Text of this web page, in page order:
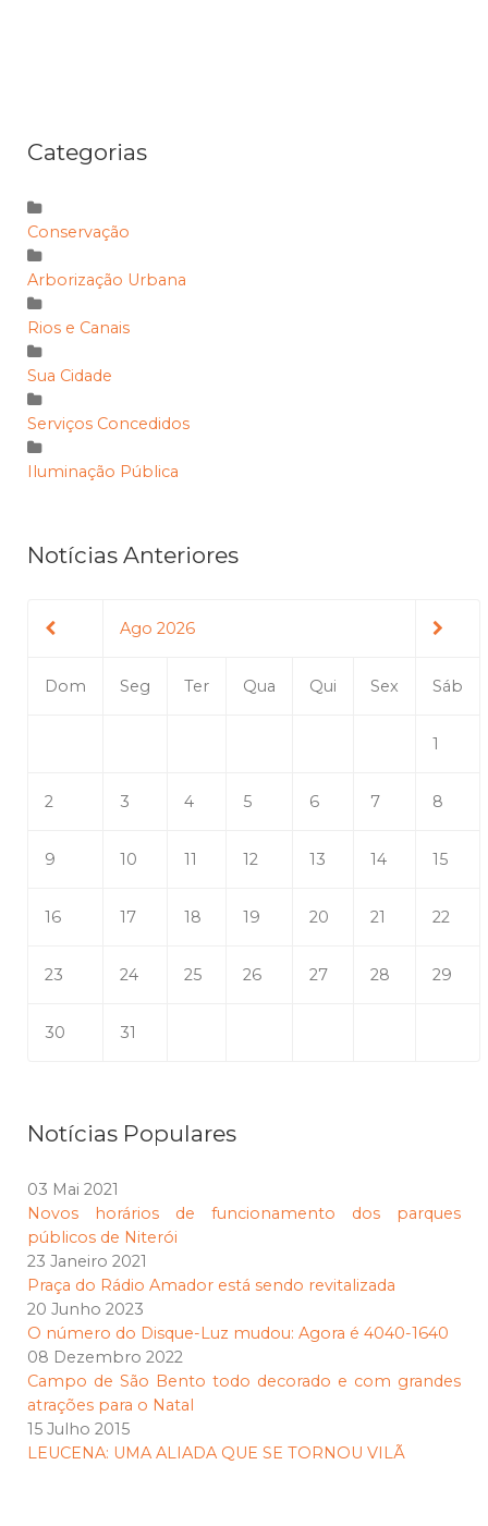
Categorias
Conservação
Arborização Urbana
Rios e Canais
Sua Cidade
Serviços Concedidos
Iluminação Pública
Notícias Anteriores
Ago 2026
Dom Seg Ter Qua Qui Sex Sáb
1
2 3 4 5 6 7 8
9 10 11 12 13 14 15
16 17 18 19 20 21 22
23 24 25 26 27 28 29
30 31
Notícias Populares
03 Mai 2021
Novos horários de funcionamento dos parques
públicos de Niterói
23 Janeiro 2021
Praça do Rádio Amador está sendo revitalizada
20 Junho 2023
O número do Disque-Luz mudou: Agora é 4040-1640
08 Dezembro 2022
Campo de São Bento todo decorado e com grandes
atrações para o Natal
15 Julho 2015
LEUCENA: UMA ALIADA QUE SE TORNOU VILÃ